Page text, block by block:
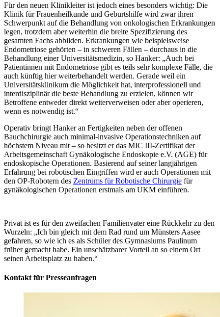
Für den neuen Klinikleiter ist jedoch eines besonders wichtig: Die
Klinik für Frauenheilkunde und Geburtshilfe wird zwar ihren
Schwerpunkt auf die Behandlung von onkologischen Erkrankungen
legen, trotzdem aber weiterhin die breite Spezifizierung des
gesamten Fachs abbilden. Erkrankungen wie beispielsweise
Endometriose gehörten – in schweren Fällen – durchaus in die
Behandlung einer Universitätsmedizin, so Hanker: „Auch bei
Patientinnen mit Endometriose gibt es teils sehr komplexe Fälle, die
auch künftig hier weiterbehandelt werden. Gerade weil ein
Universitätsklinikum die Möglichkeit hat, interprofessionell und
interdisziplinär die beste Behandlung zu erzielen, können wir
Betroffene entweder direkt weiterverweisen oder aber operieren,
wenn es notwendig ist.“
Operativ bringt Hanker an Fertigkeiten neben der offenen
Bauchchirurgie auch minimal-invasive Operationstechniken auf
höchstem Niveau mit – so besitzt er das MIC III-Zertifikat der
Arbeitsgemeinschaft Gynäkologische Endoskopie e.V. (AGE) für
endoskopische Operationen. Basierend auf seiner langjährigen
Erfahrung bei robotischen Eingriffen wird er auch Operationen mit
den OP-Robotern des Zentrums für Robotische Chirurgie für
gynäkologischen Operationen erstmals am UKM einführen.
Privat ist es für den zweifachen Familienvater eine Rückkehr zu den
Wurzeln: „Ich bin gleich mit dem Rad rund um Münsters Aasee
gefahren, so wie ich es als Schüler des Gymnasiums Paulinum
früher gemacht habe. Ein unschätzbarer Vorteil an so einem Ort
seinen Arbeitsplatz zu haben.“
Kontakt für Presseanfragen